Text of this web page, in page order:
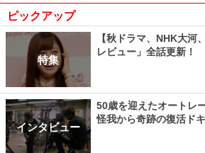
ピックアップ
特集
【秋ドラマ、NHK大河
レビュー」全話更新！
インタビュー
50歳を迎えたオートレ
怪我から奇跡の復活ド